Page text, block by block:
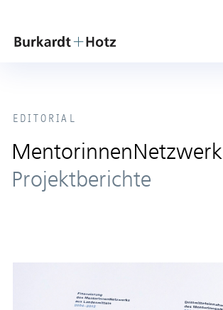
EDITORIAL
MentorinnenNetzwerk
Projektberichte